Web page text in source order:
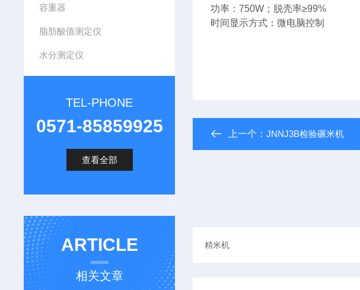
容重器
脂肪酸值测定仪
水分测定仪
TEL-PHONE
0571-85859925
查看全部
ARTICLE
相关文章
功率：750W；脱壳率≥99%
时间显示方式：微电脑控制
上一个：JNNJ3B检验碾米机